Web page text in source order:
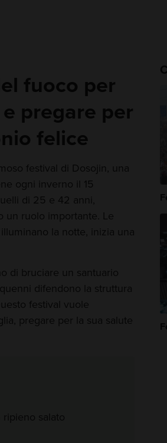
fuoco per
pregare per
felice
festival di Dosojin, una
ogni inverno il 15
di 25 e 42 anni,
un ruolo importante. Le
la notte, inizia una
di bruciare un santuario
difendono la struttura
festival vuole
pregare per la sua salute
salato